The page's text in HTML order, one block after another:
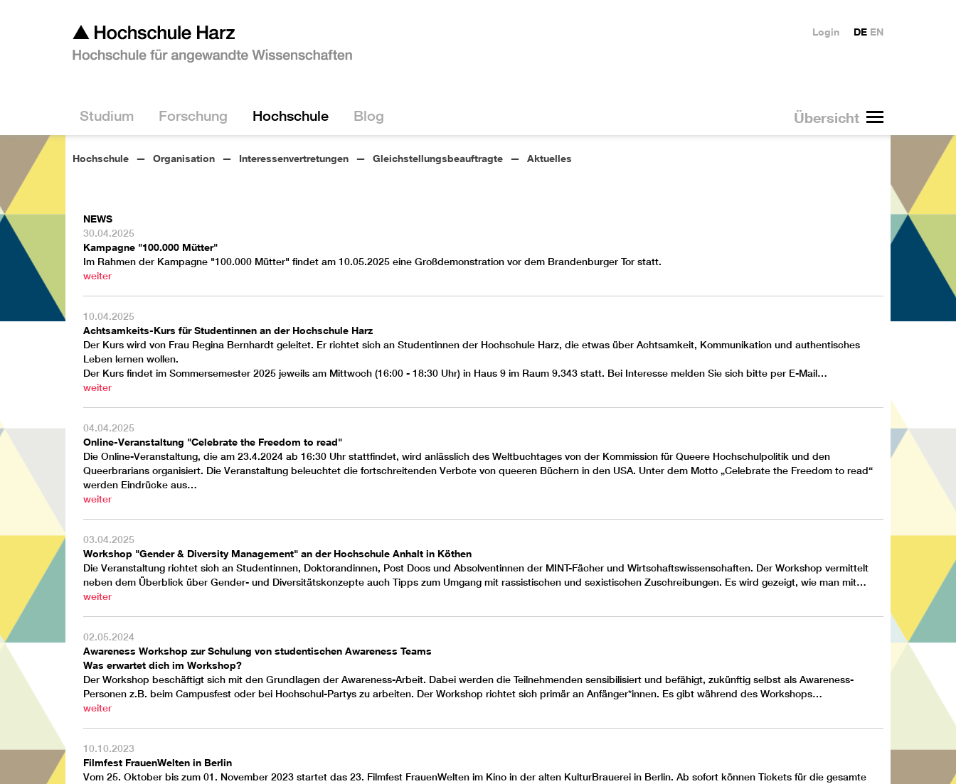
Übersicht
Studium Forschung Hochschule Blog
DE EN
Login
Hochschule Organisation Interessenvertretungen Gleichstellungsbeauftragte Aktuelles
NEWS
30.04.2025
Kampagne "100.000 Mütter"
Im Rahmen der Kampagne "100.000 Mütter" findet am 10.05.2025 eine Großdemonstration vor dem Brandenburger Tor statt.
weiter
10.04.2025
Achtsamkeits-Kurs für Studentinnen an der Hochschule Harz
Der Kurs wird von Frau Regina Bernhardt geleitet. Er richtet sich an Studentinnen der Hochschule Harz, die etwas über Achtsamkeit, Kommunikation und authentisches
Leben lernen wollen.
Der Kurs findet im Sommersemester 2025 jeweils am Mittwoch (16:00 - 18:30 Uhr) in Haus 9 im Raum 9.343 statt. Bei Interesse melden Sie sich bitte per E-Mail…
weiter
04.04.2025
Online-Veranstaltung "Celebrate the Freedom to read"
Die Online-Veranstaltung, die am 23.4.2024 ab 16:30 Uhr stattfindet, wird anlässlich des Weltbuchtages von der Kommission für Queere Hochschulpolitik und den
Queerbrarians organisiert. Die Veranstaltung beleuchtet die fortschreitenden Verbote von queeren Büchern in den USA. Unter dem Motto „Celebrate the Freedom to read“
werden Eindrücke aus…
weiter
03.04.2025
Workshop "Gender & Diversity Management" an der Hochschule Anhalt in Köthen
Die Veranstaltung richtet sich an Studentinnen, Doktorandinnen, Post Docs und Absolventinnen der MINT-Fächer und Wirtschaftswissenschaften. Der Workshop vermittelt
neben dem Überblick über Gender- und Diversitätskonzepte auch Tipps zum Umgang mit rassistischen und sexistischen Zuschreibungen. Es wird gezeigt, wie man mit…
weiter
02.05.2024
Awareness Workshop zur Schulung von studentischen Awareness Teams
Was erwartet dich im Workshop?
Der Workshop beschäftigt sich mit den Grundlagen der Awareness-Arbeit. Dabei werden die Teilnehmenden sensibilisiert und befähigt, zukünftig selbst als Awareness-
Personen z.B. beim Campusfest oder bei Hochschul-Partys zu arbeiten. Der Workshop richtet sich primär an Anfänger*innen. Es gibt während des Workshops…
weiter
10.10.2023
Filmfest FrauenWelten in Berlin
Vom 25. Oktober bis zum 01. November 2023 startet das 23. Filmfest FrauenWelten im Kino in der alten KulturBrauerei in Berlin. Ab sofort können Tickets für die gesamte